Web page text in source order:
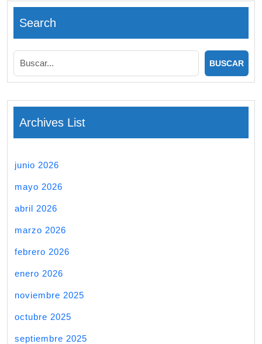
entradas
Search
Archives List
junio 2026
mayo 2026
abril 2026
marzo 2026
febrero 2026
enero 2026
noviembre 2025
octubre 2025
septiembre 2025